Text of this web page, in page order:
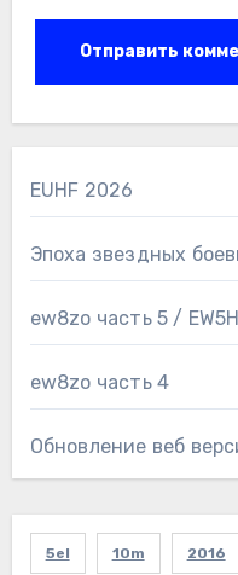
EUHF 2026
Эпоха звездных
ew8zo часть 5 /
ew8zo часть 4
Обновление веб
5el 10m 2016